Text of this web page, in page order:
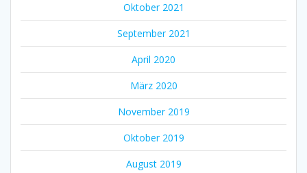
Oktober 2021
September 2021
April 2020
März 2020
November 2019
Oktober 2019
August 2019